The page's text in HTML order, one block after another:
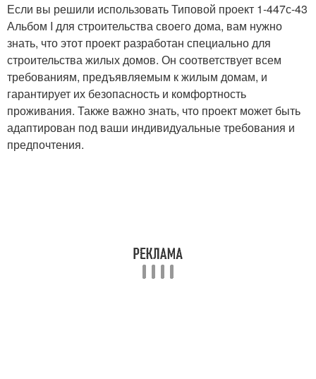
Если вы решили использовать Типовой проект 1-447с-43
Альбом I для строительства своего дома, вам нужно
знать, что этот проект разработан специально для
строительства жилых домов. Он соответствует всем
требованиям, предъявляемым к жилым домам, и
гарантирует их безопасность и комфортность
проживания. Также важно знать, что проект может быть
адаптирован под ваши индивидуальные требования и
предпочтения.